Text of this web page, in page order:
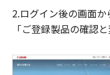
2.ログイン後の画面か
「ご登録製品の確認